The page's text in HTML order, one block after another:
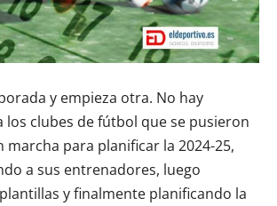
y empieza otra. No hay
los clubes de fútbol que se pusieron
marcha para planificar la 2024-25,
a sus entrenadores, luego
y finalmente planificando la